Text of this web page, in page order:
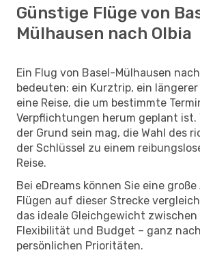
Günstige Flüge von
Mülhausen nach Olbia
Ein Flug von Basel-Mülhausen
bedeuten: ein Kurztrip, ein
eine Reise, die um bestimmte
Verpflichtungen herum geplant ist.
der Grund sein mag, die Wahl des
der Schlüssel zu einem
Reise.
Bei eDreams können Sie eine
Flügen auf dieser Strecke
das ideale Gleichgewicht zwischen
Flexibilität und Budget – ganz
persönlichen Prioritäten.